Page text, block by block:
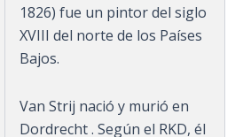
1826) fue un pintor del siglo
XVIII del norte de los Países
Bajos.
Van Strij nació y murió en
Dordrecht . Según el RKD, él